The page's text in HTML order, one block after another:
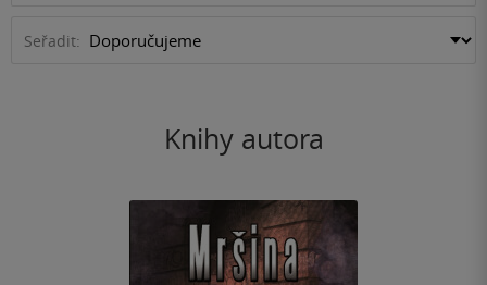
Seřadit:
Knihy autora